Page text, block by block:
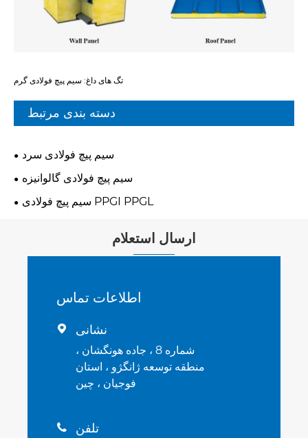
تگ های داغ: سیم پیچ فولادی گرم
دسته بندی مرتبط
سیم پیچ فولادی سرد
سیم پیچ فولادی گالوانیزه
سیم پیچ فولادی PPGI PPGL
ارسال استعلام
اطلاعات تماس
 نشانی
شماره 8 ، جاده هونگشان ،
منطقه توسعه ژانگژو ، استان
فوجیان ، چین
 تلفن